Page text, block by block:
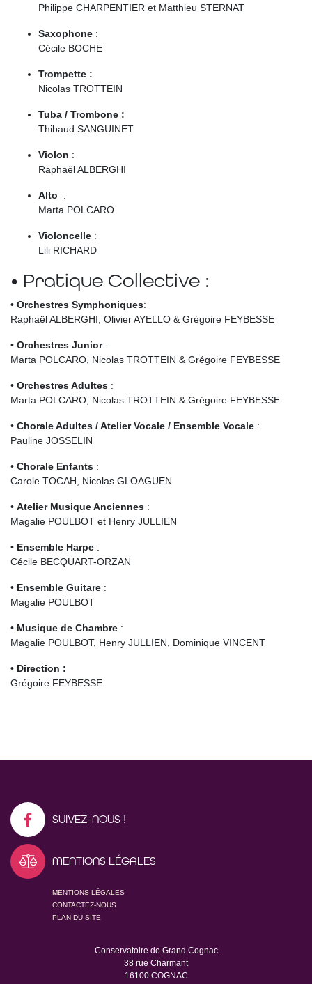
Philippe CHARPENTIER et Matthieu STERNAT
Saxophone :
Cécile BOCHE
Trompette :
Nicolas TROTTEIN
Tuba / Trombone :
Thibaud SANGUINET
Violon :
Raphaël ALBERGHI
Alto
:
Marta POLCARO
Violoncelle :
Lili RICHARD
• Pratique Collective :
• Orchestres Symphoniques:
Raphaël ALBERGHI, Olivier AYELLO & Grégoire FEYBESSE
• Orchestres Junior :
Marta POLCARO, Nicolas TROTTEIN & Grégoire FEYBESSE
• Orchestres Adultes :
Marta POLCARO, Nicolas TROTTEIN & Grégoire FEYBESSE
• Chorale Adultes / Atelier Vocale / Ensemble Vocale :
Pauline JOSSELIN
• Chorale Enfants :
Carole TOCAH, Nicolas GLOAGUEN
• Atelier Musique Anciennes :
Magalie POULBOT et Henry JULLIEN
• Ensemble Harpe :
Cécile BECQUART-ORZAN
• Ensemble Guitare :
Magalie POULBOT
• Musique de Chambre :
Magalie POULBOT, Henry JULLIEN, Dominique VINCENT
• Direction :
Grégoire FEYBESSE
SUIVEZ-NOUS !
MENTIONS LÉGALES
MENTIONS LÉGALES
CONTACTEZ-NOUS
PLAN DU SITE
Conservatoire de Grand Cognac
38 rue Charmant
16100 COGNAC